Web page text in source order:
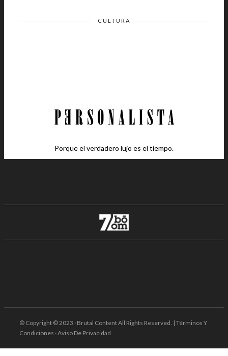
CULTURA
Porque el verdadero lujo es el tiempo.
© Copyright © 2023 · Brutal Content All Rights Reserved. | Términos Y
Condiciones · Aviso De Privacidad